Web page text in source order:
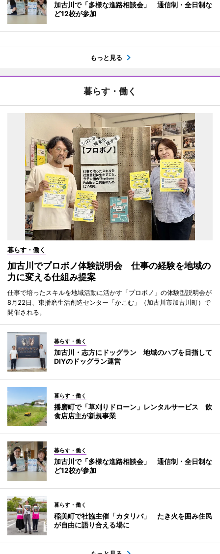
加古川で「多様な進路相談会」 通信制・全日制な
ど12校が参加
もっと見る
暮らす・働く
暮らす・働く
加古川でプロボノ体験説明会 仕事の経験を地域の
力に変える仕組み提案
仕事で培ったスキルを地域活動に活かす「プロボノ」の体験型説明会が
8月22日、東播磨生活創造センター「かこむ」（加古川市加古川町）で
開催される。
暮らす・働く
加古川・志方にドッグラン 地域のハブを目指して
DIYのドッグラン運営
暮らす・働く
播磨町で「草刈りドローン」レンタルサービス 飲
食店店主が新規事業
暮らす・働く
加古川で「多様な進路相談会」 通信制・全日制な
ど12校が参加
暮らす・働く
稲美町で社協主催「カタリバ」 たき火を囲み住民
が自由に語り合える場に